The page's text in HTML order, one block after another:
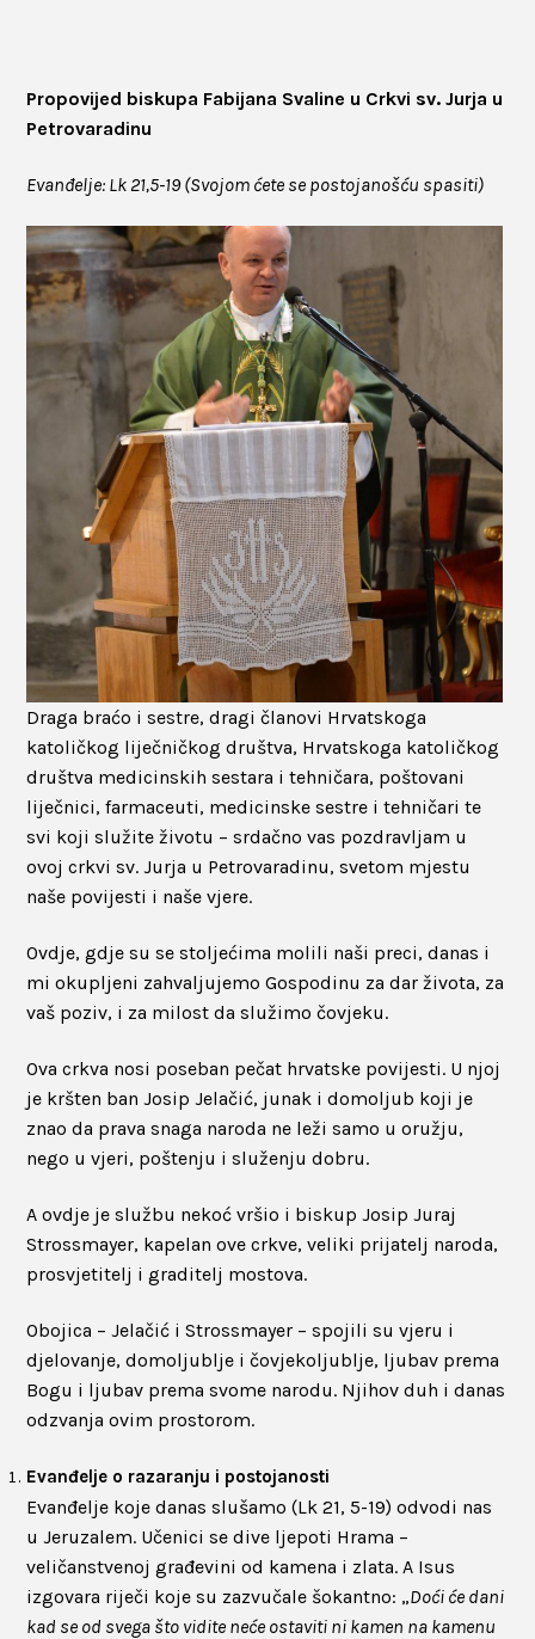
Propovijed biskupa Fabijana Svaline u Crkvi sv. Jurja u
Petrovaradinu
Evanđelje: Lk 21,5-19 (Svojom ćete se postojanošću spasiti)
Draga braćo i sestre, dragi članovi Hrvatskoga
katoličkog liječničkog društva, Hrvatskoga katoličkog
društva medicinskih sestara i tehničara, poštovani
liječnici, farmaceuti, medicinske sestre i tehničari te
svi koji služite životu – srdačno vas pozdravljam u
ovoj crkvi sv. Jurja u Petrovaradinu, svetom mjestu
naše povijesti i naše vjere.
Ovdje, gdje su se stoljećima molili naši preci, danas i
mi okupljeni zahvaljujemo Gospodinu za dar života, za
vaš poziv, i za milost da služimo čovjeku.
Ova crkva nosi poseban pečat hrvatske povijesti. U njoj
je kršten ban Josip Jelačić, junak i domoljub koji je
znao da prava snaga naroda ne leži samo u oružju,
nego u vjeri, poštenju i služenju dobru.
A ovdje je službu nekoć vršio i biskup Josip Juraj
Strossmayer, kapelan ove crkve, veliki prijatelj naroda,
prosvjetitelj i graditelj mostova.
Obojica – Jelačić i Strossmayer – spojili su vjeru i
djelovanje, domoljublje i čovjekoljublje, ljubav prema
Bogu i ljubav prema svome narodu. Njihov duh i danas
odzvanja ovim prostorom.
Evanđelje o razaranju i postojanosti
Evanđelje koje danas slušamo (Lk 21, 5-19) odvodi nas
u Jeruzalem. Učenici se dive ljepoti Hrama –
veličanstvenoj građevini od kamena i zlata. A Isus
izgovara riječi koje su zazvučale šokantno: „Doći će dani
kad se od svega što vidite neće ostaviti ni kamen na kamenu